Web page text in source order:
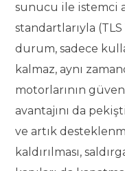
sunucu ile istemci
standartlarıyla
durum, sadece
kalmaz, aynı
motorlarının
avantajını da
ve artık
kaldırılması,